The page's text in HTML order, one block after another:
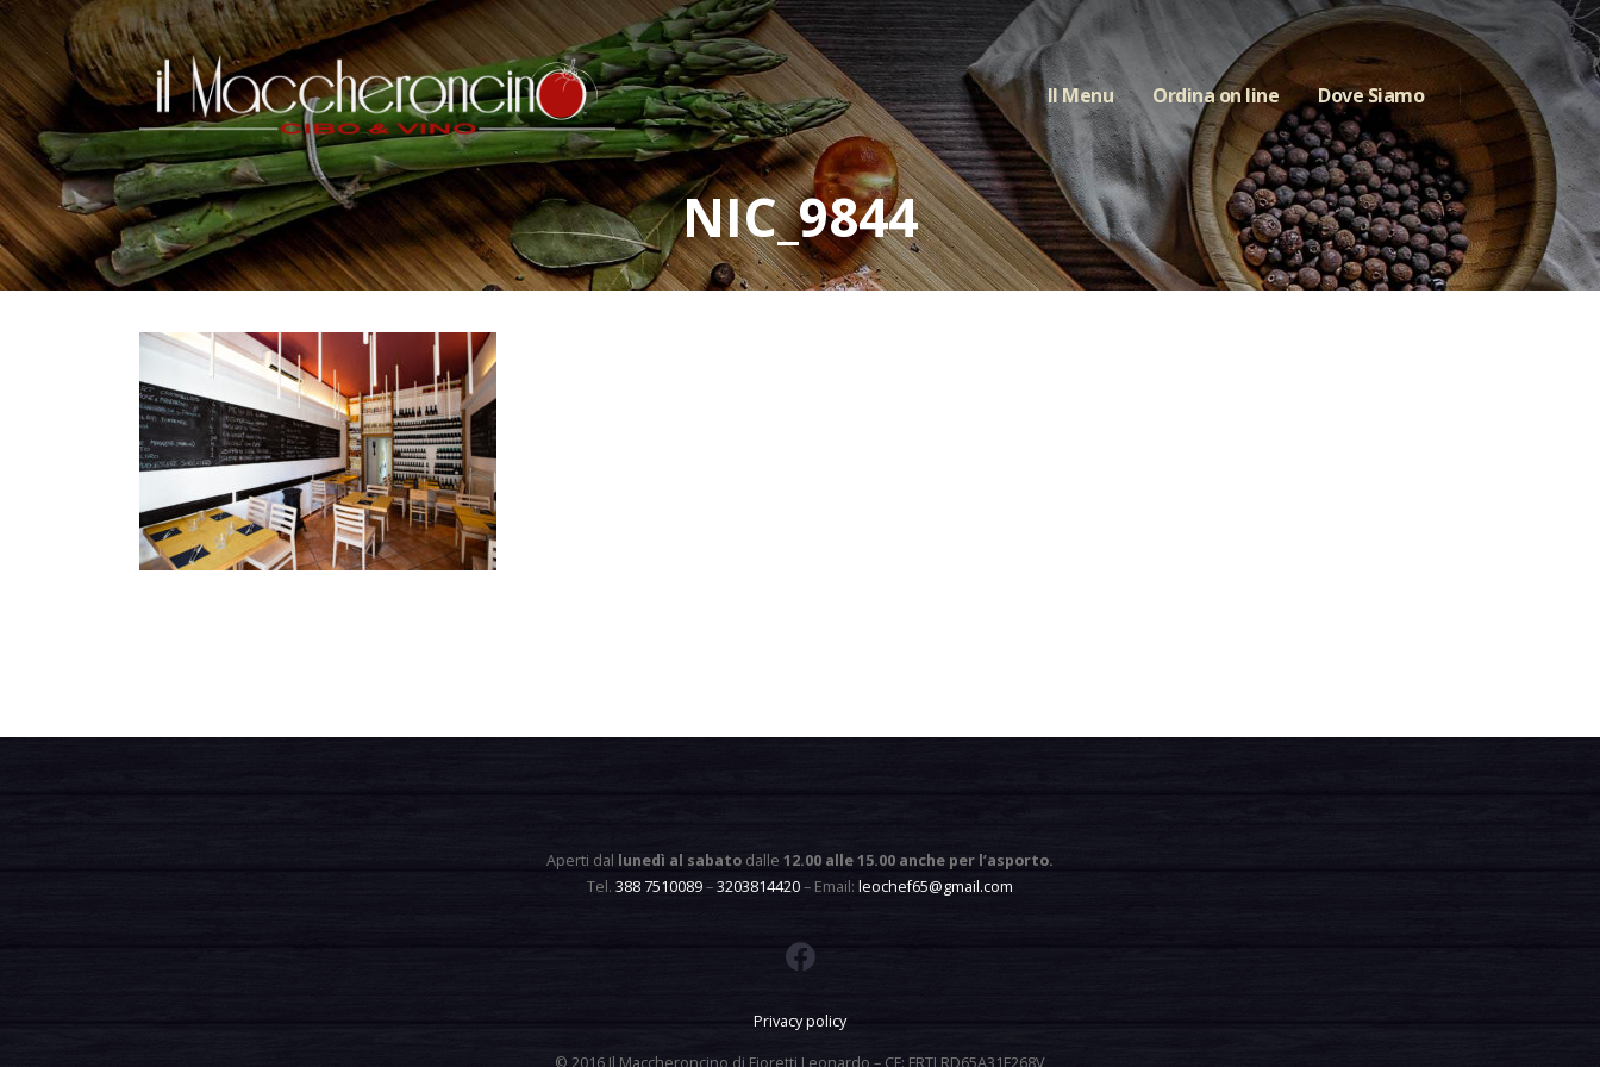
Il Menu Ordina on line Dove Siamo
NIC_9844
Aperti dal lunedì al sabato dalle 12.00 alle 15.00 anche per l’asporto.
Tel. 388 7510089–3203814420– Email: leochef65@gmail.com
Privacy policy
© 2016 Il Maccheroncino di Fioretti Leonardo – CF: FRTLRD65A31F268V